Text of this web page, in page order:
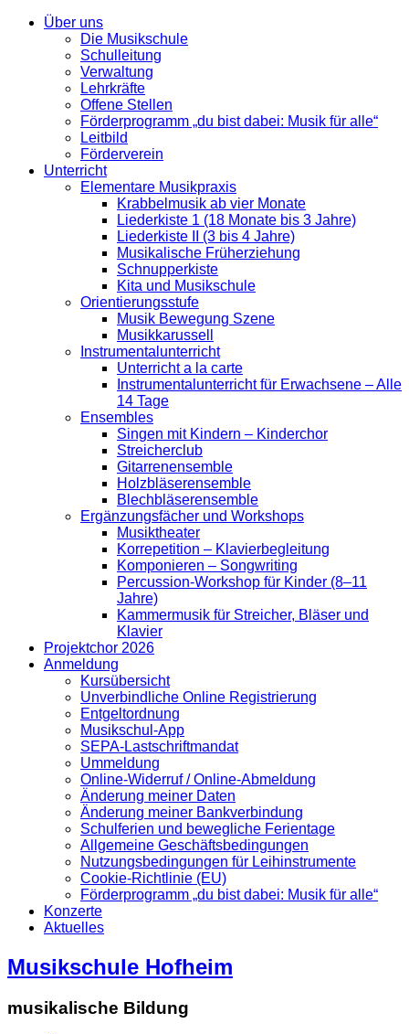
Über uns
Die Musikschule
Schulleitung
Verwaltung
Lehrkräfte
Offene Stellen
Förderprogramm „du bist dabei: Musik für alle“
Leitbild
Förderverein
Unterricht
Elementare Musikpraxis
Krabbelmusik ab vier Monate
Liederkiste 1 (18 Monate bis 3 Jahre)
Liederkiste II (3 bis 4 Jahre)
Musikalische Früherziehung
Schnupperkiste
Kita und Musikschule
Orientierungsstufe
Musik Bewegung Szene
Musikkarussell
Instrumentalunterricht
Unterricht a la carte
Instrumentalunterricht für Erwachsene – Alle
14 Tage
Ensembles
Singen mit Kindern – Kinderchor
Streicherclub
Gitarrenensemble
Holzbläserensemble
Blechbläserensemble
Ergänzungsfächer und Workshops
Musiktheater
Korrepetition – Klavierbegleitung
Komponieren – Songwriting
Percussion-Workshop für Kinder (8–11
Jahre)
Kammermusik für Streicher, Bläser und
Klavier
Projektchor 2026
Anmeldung
Kursübersicht
Unverbindliche Online Registrierung
Entgeltordnung
Musikschul-App
SEPA-Lastschriftmandat
Ummeldung
Online-Widerruf / Online-Abmeldung
Änderung meiner Daten
Änderung meiner Bankverbindung
Schulferien und bewegliche Ferientage
Allgemeine Geschäftsbedingungen
Nutzungsbedingungen für Leihinstrumente
Cookie-Richtlinie (EU)
Förderprogramm „du bist dabei: Musik für alle“
Konzerte
Aktuelles
Musikschule Hofheim
musikalische Bildung